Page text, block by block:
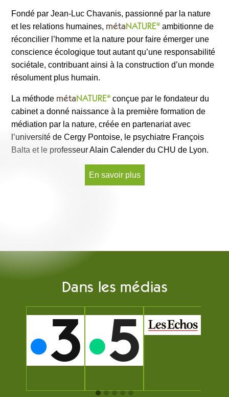
Fondé par Jean-Luc Chavanis, passionné par la nature
et les relations humaines, métaNATURE® ambitionne de
réconcilier l’homme et la nature pour faire émerger une
conscience écologique tout autant qu’une responsabilité
sociétale, contribuant ainsi à la construction d’un monde
résolument plus humain.
La méthode métaNATURE® conçue par le fondateur du
cabinet a donné naissance à la première formation de
médiation par la nature, créée en partenariat avec
l’université de Cergy Pontoise, le psychiatre François
Balta et le professeur Alain Calender du CHU de Lyon.
En savoir plus
Dans les médias